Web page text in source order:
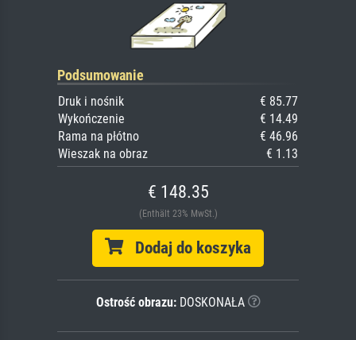
Podsumowanie
Druk i nośnik
€ 85.77
Wykończenie
€ 14.49
Rama na płótno
€ 46.96
Wieszak na obraz
€ 1.13
€ 148.35
(Enthält 23% MwSt.)
Dodaj do koszyka
Ostrość obrazu:DOSKONAŁA